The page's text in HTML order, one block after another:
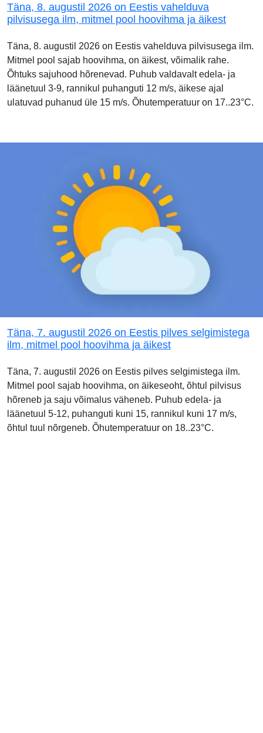
Täna, 8. augustil 2026 on Eestis vahelduva
pilvisusega ilm, mitmel pool hoovihma ja äikest
Täna, 8. augustil 2026 on Eestis vahelduva pilvisusega ilm.
Mitmel pool sajab hoovihma, on äikest, võimalik rahe.
Õhtuks sajuhood hõrenevad. Puhub valdavalt edela- ja
läänetuul 3-9, rannikul puhanguti 12 m/s, äikese ajal
ulatuvad puhanud üle 15 m/s. Õhutemperatuur on 17..23°C.
Täna, 7. augustil 2026 on Eestis pilves selgimistega
ilm, mitmel pool hoovihma ja äikest
Täna, 7. augustil 2026 on Eestis pilves selgimistega ilm.
Mitmel pool sajab hoovihma, on äikeseoht, õhtul pilvisus
hõreneb ja saju võimalus väheneb. Puhub edela- ja
läänetuul 5-12, puhanguti kuni 15, rannikul kuni 17 m/s,
õhtul tuul nõrgeneb. Õhutemperatuur on 18..23°C.